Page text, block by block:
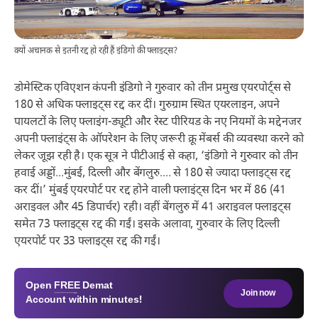
क्यों अचानक से इतनी रद्द हो रही हैं इंडिगो की फ्लाइट्स?
डोमेस्टिक एविएशन कंपनी इंडिगो ने गुरुवार को तीन प्रमुख एयरपोर्ट्स से
180 से अधिक फ्लाइट्स रद्द कर दीं। गुरुग्राम स्थित एयरलाइन, अपने
पायलटों के लिए फ्लाइंग-ड्यूटी और रेस्ट पीरियड के नए नियमों के मद्देनजर
अपनी फ्लाइंट्स के ऑपरेशन के लिए जरूरी क्रू मेंबर्स की व्यवस्था करने को
लेकर जूझ रही है। एक सूत्र ने पीटीआई से कहा, ‘इंडिगो ने गुरुवार को तीन
हवाई अड्डों...मुंबई, दिल्ली और बेंगलुरु.... से 180 से ज्यादा फ्लाइट्स रद्द
कर दीं।’ मुंबई एयरपोर्ट पर रद्द होने वाली फ्लाइंट्स दिन भर में 86 (41
अराइवल और 45 डिपार्चर) रही। वहीं बेंगलुरु में 41 अराइवल फ्लाइट्स
समेत 73 फ्लाइट्स रद्द की गईं। इसके अलावा, गुरुवार के लिए दिल्ली
एयरपोर्ट पर 33 फ्लाइट्स रद्द की गईं।
Open FREE Demat
Account within minutes!
Join now